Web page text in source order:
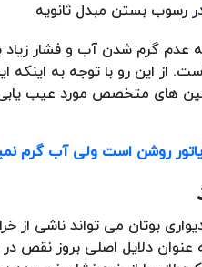
به عدم گرم شدن آب و فشار
از این رو با توجه به
های متخصص مورد عیب یابی و
روشن است ولی آب گرم
بوتان می تواند ناشی از
دلایل اصلی بروز نقص